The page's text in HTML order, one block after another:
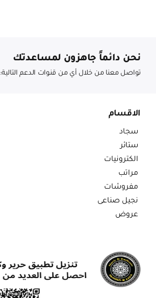
نحن دائماً جاهزون لمساعدتك
تواصل معنا من خلال أي من قنوات الدعم التالية:
الاقسام
سجاد
ستائر
الكترونيات
مراتب
مفروشات
نجيل صناعى
عروض